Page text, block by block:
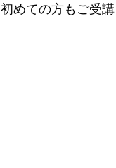
初めての方もご受